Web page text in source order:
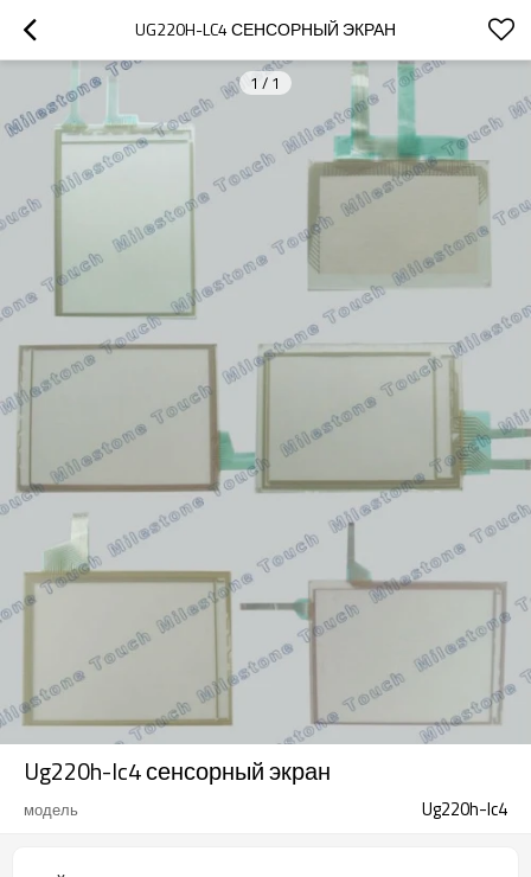
UG220H-LC4 СЕНСОРНЫЙ ЭКРАН
1 / 1
Ug220h-lc4 сенсорный экран
модель Ug220h-lc4